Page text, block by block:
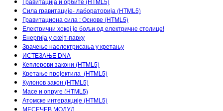
Физика
Математика & Статистика
Хемија
Земља& Свемир
Биологија
Преведене симулације
About Studio
Customizable Sims
Start a Free Trial
Purchase a License
УЧЕЊЕ
Претражи активности
Подели своје активности
Activity Contribution Guidelines
Виртуелне радионице
Professional Learning with PhET
ИСТРАЖИВАЊА
ИНИЦИЈАТИВЕ
Инклузивни дизајн
PhET Глобал
Data Fluency
ПРИЈАВИТЕ СЕ / РЕГИСТРУЈТЕ СЕ
ПРИЈАВИТЕ СЕ / РЕГИСТРУЈТЕ СЕ
Сила гравитације- лабораторија (HTML5)
Гравитациона сила : Основе (HTML5)
Електрични хокеј је бољи од електричне столице!
Енергија у скејт-парку
Зрачење наелектрисања у кретању
ИСТЕЗАЊЕ DNA
Кеплерови закони (HTML5)
Кретање пројектила (HTML5)
Кулонов закон (HTML5)
Масе и опруге (HTML5)
Атомске интеракције (HTML5)
МЕСЕЧЕВ МОДУЛ